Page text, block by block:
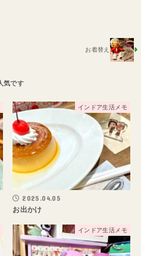
お着替え
インドア生活メモ
2025.04.05
お出かけ
インドア生活メモ